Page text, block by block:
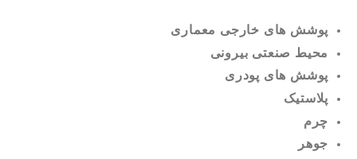
پوشش های خارجی معماری
محیط صنعتی بیرونی
پوشش های پودری
پلاستیک
چرم
جوهر